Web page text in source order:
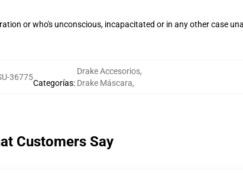
or who's unconscious, incapacitated or in any other case
36775
Categorías:
Drake Accesorios,
Drake Máscara,
Customers Say